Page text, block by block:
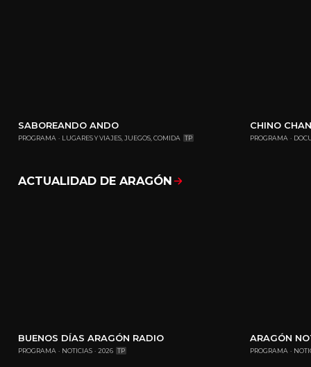
SABOREANDO ANDO
PROGRAMA LUGARES Y VIAJES, JUEGOS, COMIDA TP
CHINO
PROGRAMA
ACTUALIDAD DE ARAGÓN Mostrar todo
BUENOS DÍAS ARAGÓN RADIO
PROGRAMA NOTICIAS 2026 TP
ARAGÓN
PROGRAMA